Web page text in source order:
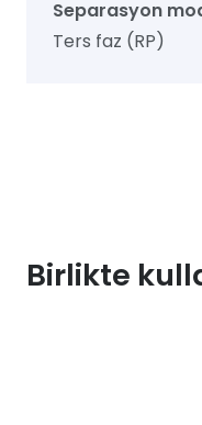
Separasyon
Ters faz (RP)
Birlikte